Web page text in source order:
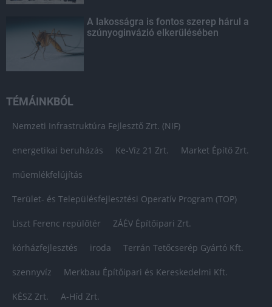
A lakosságra is fontos szerep hárul a
szúnyoginvázió elkerülésében
TÉMÁINKBÓL
Nemzeti Infrastruktúra Fejlesztő Zrt. (NIF)
energetikai beruházás Ke-Víz 21 Zrt. Market Építő Zrt.
műemlékfelújítás
Terület- és Településfejlesztési Operatív Program (TOP)
Liszt Ferenc repülőtér ZÁÉV Építőipari Zrt.
kórházfejlesztés iroda Terrán Tetőcserép Gyártó Kft.
szennyvíz Merkbau Építőipari és Kereskedelmi Kft.
KÉSZ Zrt. A-Híd Zrt.